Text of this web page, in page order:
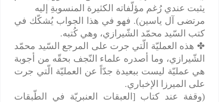
يثبت عندي رُغم مؤلّفاته الكثيرة المنسوبةِ إليه
مرتضى آل ياسين). فهو في هذا الجواب يُشكّك في
كتب السّيد محمّد الشّيرازي، وهي كُتبه.
✤هذه العمليّة الّتي جرت على المرجع السّيد محمّد
الشّيرازي، وما أصدره علماء النّجف بحقّه من أجوبة
هي عمليّة ليست ببعيدة جدّاً عن العمليّة الّتي جرت
على الميرزا الإخباري.
(وقفة عند كتاب [العبقات العنبريّة في الطّبقات